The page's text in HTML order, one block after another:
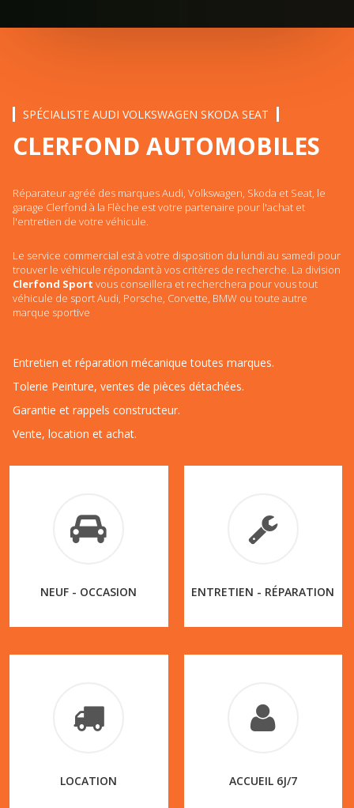
SPÉCIALISTE AUDI VOLKSWAGEN SKODA SEAT
CLERFOND AUTOMOBILES
Réparateur agréé des marques Audi, Volkswagen, Skoda et Seat, le
garage Clerfond à la Flèche est votre partenaire pour l'achat et
l'entretien de votre véhicule.
Le service commercial est à votre disposition du lundi au samedi pour
trouver le véhicule répondant à vos critères de recherche. La division
Clerfond Sport vous conseillera et recherchera pour vous tout
véhicule de sport Audi, Porsche, Corvette, BMW ou toute autre
marque sportive
Entretien et réparation mécanique toutes marques.
Tolerie Peinture, ventes de pièces détachées.
Garantie et rappels constructeur.
Vente, location et achat.
NEUF - OCCASION ENTRETIEN - RÉPARATION
LOCATION ACCUEIL 6J/7